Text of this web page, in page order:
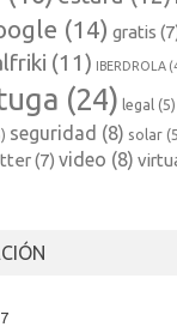
(14) gratis
(11) IBERDROLA
(24) legal (5)
seguridad (8) solar
(7) video (8)